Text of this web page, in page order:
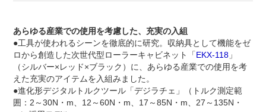
あらゆる産業での使用を考慮した、充実の入組
●工具が使われるシーンを徹底的に研究。収納具として機能をゼ
ロから創造した次世代型ローラーキャビネット「EKX-118 」
（シルバー×レッド×ブラック）に、あらゆる産業での使用を考
えた充実のアイテムを入組みました。
●進化形デジタルトルクツール「デジラチェ」（トルク測定範
囲：2～30N・m、12～60N・m、17～85N・m、27～135N・